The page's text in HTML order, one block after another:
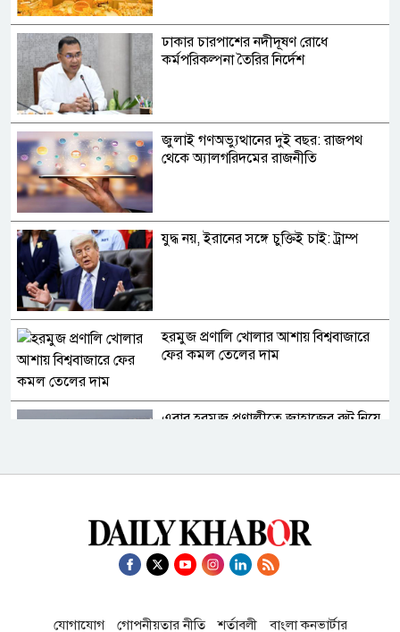
ঢাকার চারপাশের নদীদূষণ রোধে
কর্মপরিকল্পনা তৈরির নির্দেশ
জুলাই গণঅভ্যুত্থানের দুই বছর: রাজপথ
থেকে অ্যালগরিদমের রাজনীতি
যুদ্ধ নয়, ইরানের সঙ্গে চুক্তিই চাই: ট্রাম্প
হরমুজ প্রণালি খোলার আশায় বিশ্ববাজারে
ফের কমল তেলের দাম
এবার হরমুজ প্রণালীতে জাহাজের রুট নিয়ে
দিল্লিতে শেখ হাসিনাকে কথা বলতে দেওয়ায়
ঢাকার তীব্র ক্ষোভ
​​বাংলাদেশে চালু হতে যাচ্ছে বিশ্বখ্যাত থাই,
যোগাযোগ গোপনীয়তার নীতি শর্তাবলী বাংলা কনভার্টার